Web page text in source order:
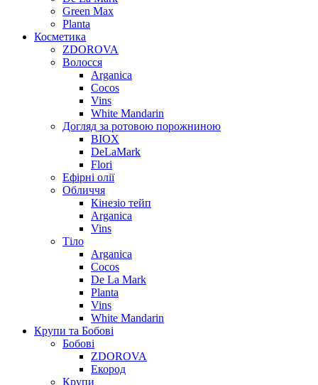
Green Max
Planta
Косметика
ZDOROVA
Волосся
Arganica
Cocos
Vins
White Mandarin
Догляд за ротовою порожниною
BIOX
DeLaMark
Flori
Ефірні олії
Обличчя
Кінезіо тейп
Arganica
Vins
Тіло
Arganica
Cocos
De La Mark
Planta
Vins
White Mandarin
Крупи та Бобові
Бобові
ZDOROVA
Екород
Крупи